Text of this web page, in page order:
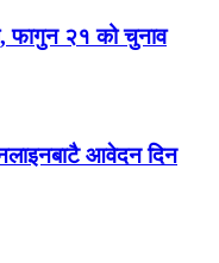
फागुन २१ को चुनाव
आवेदन दिन